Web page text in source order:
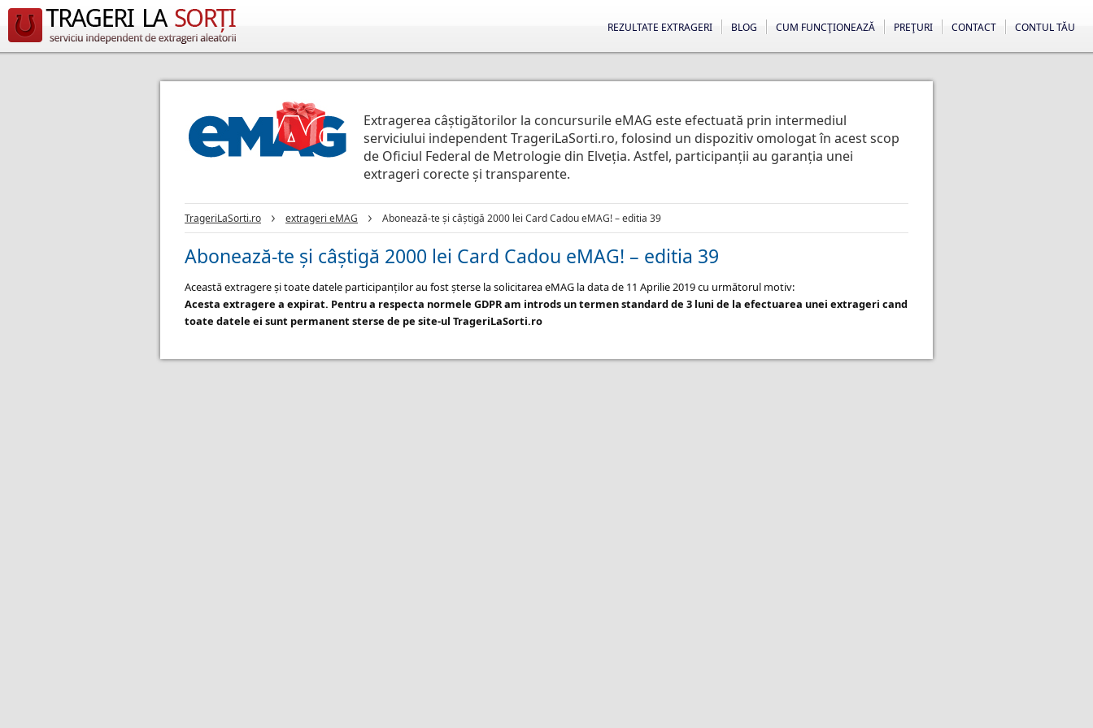
CONTUL TĂU
CONTACT
PREŢURI
CUM FUNCŢIONEAZĂ
BLOG
REZULTATE EXTRAGERI
Extragerea câștigătorilor la concursurile eMAG este efectuată prin intermediul
serviciului independent TrageriLaSorti.ro, folosind un dispozitiv omologat în acest scop
de Oficiul Federal de Metrologie din Elveția. Astfel, participanții au garanția unei
extrageri corecte și transparente.
TrageriLaSorti.ro extrageri eMAG Abonează-te și câștigă 2000 lei Card Cadou eMAG! – editia 39
Abonează-te și câștigă 2000 lei Card Cadou eMAG! – editia 39
Această extragere și toate datele participanților au fost șterse la solicitarea eMAG la data de 11 Aprilie 2019 cu următorul motiv:
Acesta extragere a expirat. Pentru a respecta normele GDPR am introds un termen standard de 3 luni de la efectuarea unei extrageri cand
toate datele ei sunt permanent sterse de pe site-ul TrageriLaSorti.ro